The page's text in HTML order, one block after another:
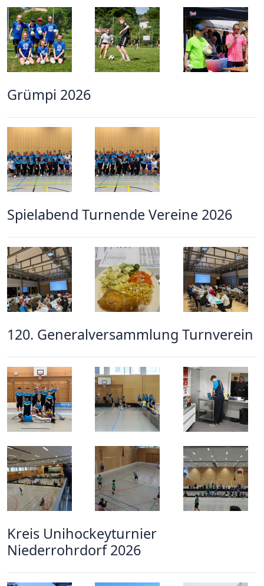
Grümpi 2026
Spielabend Turnende Vereine 2026
120. Generalversammlung Turnverein
Kreis Unihockeyturnier
Niederrohrdorf 2026